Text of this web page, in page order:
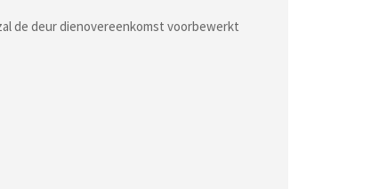
de deur dienovereenkomst voorbewerkt